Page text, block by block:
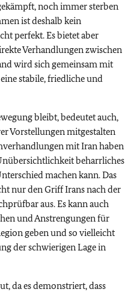
noch immer sterben
ist deshalb kein
perfekt. Es bietet aber
Verhandlungen zwischen
wird sich gemeinsam mit
stabile, friedliche und
bleibt, bedeutet auch,
Vorstellungen mitgestalten
mit Iran haben
beharrliches
machen kann. Das
nur den Griff Irans nach der
aus. Es kann auch
und Anstrengungen für
geben und so vielleicht
der schwierigen Lage in
da es demonstriert, dass